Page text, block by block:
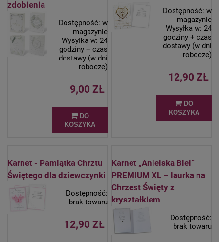
zdobienia
Dostępność: w
magazynie
Wysyłka w: 24
godziny + czas
dostawy (w dni
robocze)
9,00 ZŁ
DO
KOSZYKA
Dostępność: w
magazynie
Wysyłka w: 24
godziny + czas
dostawy (w dni
robocze)
12,90 ZŁ
DO
KOSZYKA
Karnet - Pamiątka Chrztu
Świętego dla dziewczynki
Dostępność:
brak towaru
12,90 ZŁ
Karnet „Anielska Biel”
PREMIUM XL – laurka na
Chrzest Święty z
kryształkiem
Dostępność:
brak towaru